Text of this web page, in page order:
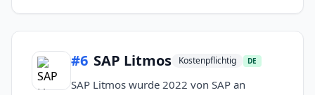
#6 SAP Litmos Kostenpflichtig DE
SAP Litmos wurde 2022 von SAP an